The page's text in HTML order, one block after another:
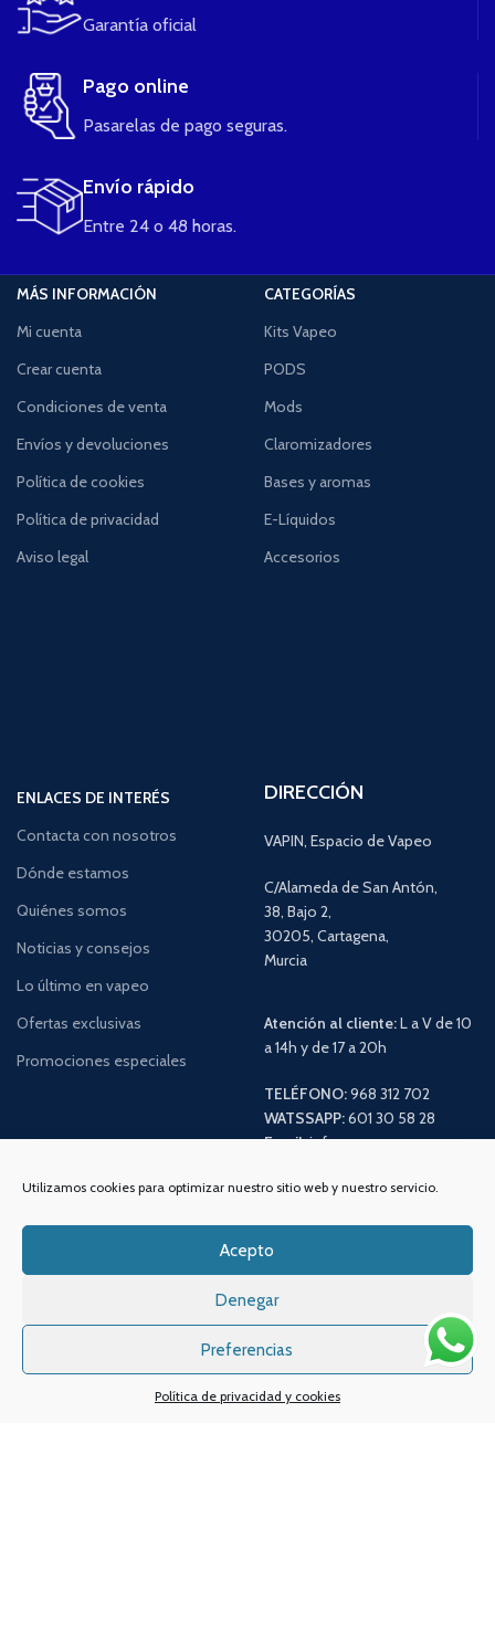
Utilizamos cookies para optimizar nuestro sitio web y nuestro servicio.
Acepto
Denegar
Preferencias
Política de privacidad y cookies
Garantía oficial
Pago online
Pasarelas de pago seguras.
Envío rápido
Entre 24 o 48 horas.
MÁS INFORMACIÓN
Mi cuenta
Crear cuenta
Condiciones de venta
Envíos y devoluciones
Política de cookies
Política de privacidad
Aviso legal
CATEGORÍAS
Kits Vapeo
PODS
Mods
Claromizadores
Bases y aromas
E-Líquidos
Accesorios
ENLACES DE INTERÉS
Contacta con nosotros
Dónde estamos
Quiénes somos
Noticias y consejos
Lo último en vapeo
Ofertas exclusivas
Promociones especiales
DIRECCIÓN
VAPIN, Espacio de Vapeo
C/Alameda de San Antón,
38, Bajo 2,
30205, Cartagena,
Murcia
Atención al cliente:L a V de 10
a 14h y de 17 a 20h
TELÉFONO:968 312 702
WATSSAPP:601 30 58 28
Email:info@vapeo.es
Sistema de envío